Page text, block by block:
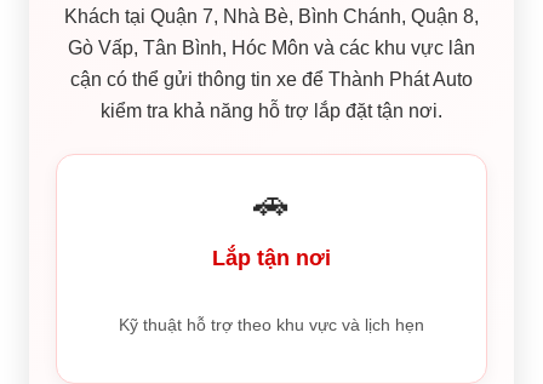
Khách tại Quận 7, Nhà Bè, Bình Chánh, Quận 8,
Gò Vấp, Tân Bình, Hóc Môn và các khu vực lân
cận có thể gửi thông tin xe để Thành Phát Auto
kiểm tra khả năng hỗ trợ lắp đặt tận nơi.
🚗
Lắp tận nơi
Kỹ thuật hỗ trợ theo khu vực và lịch hẹn